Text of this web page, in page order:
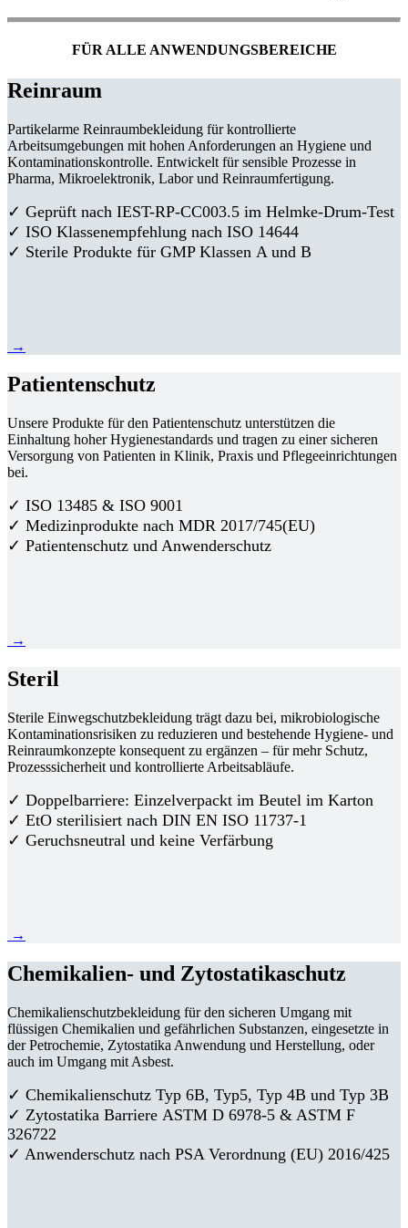
FÜR ALLE ANWENDUNGSBEREICHE
Reinraum
Partikelarme Reinraumbekleidung für kontrollierte
Arbeitsumgebungen mit hohen Anforderungen an Hygiene und
Kontaminationskontrolle. Entwickelt für sensible Prozesse in
Pharma, Mikroelektronik, Labor und Reinraumfertigung.
✓ Geprüft nach IEST-RP-CC003.5 im Helmke-Drum-Test
✓ ISO Klassenempfehlung nach ISO 14644
✓ Sterile Produkte für GMP Klassen A und B
→
Patientenschutz
Unsere Produkte für den Patientenschutz unterstützen die
Einhaltung hoher Hygienestandards und tragen zu einer sicheren
Versorgung von Patienten in Klinik, Praxis und Pflegeeinrichtungen
bei.
✓ ISO 13485 & ISO 9001
✓ Medizinprodukte nach MDR 2017/745(EU)
✓ Patientenschutz und Anwenderschutz
→
Steril
Sterile Einwegschutzbekleidung trägt dazu bei, mikrobiologische
Kontaminationsrisiken zu reduzieren und bestehende Hygiene- und
Reinraumkonzepte konsequent zu ergänzen – für mehr Schutz,
Prozesssicherheit und kontrollierte Arbeitsabläufe.
✓ Doppelbarriere: Einzelverpackt im Beutel im Karton
✓ EtO sterilisiert nach DIN EN ISO 11737-1
✓ Geruchsneutral und keine Verfärbung
→
Chemikalien- und Zytostatikaschutz
Chemikalienschutzbekleidung für den sicheren Umgang mit
flüssigen Chemikalien und gefährlichen Substanzen, eingesetzte in
der Petrochemie, Zytostatika Anwendung und Herstellung, oder
auch im Umgang mit Asbest.
✓ Chemikalienschutz Typ 6B, Typ5, Typ 4B und Typ 3B
✓ Zytostatika Barriere ASTM D 6978-5 & ASTM F
326722
✓ Anwenderschutz nach PSA Verordnung (EU) 2016/425